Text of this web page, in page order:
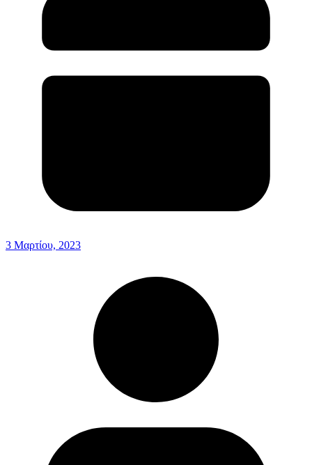
3 Μαρτίου, 2023